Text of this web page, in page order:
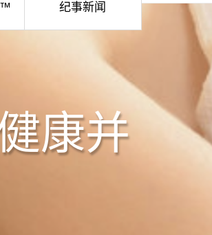
纪事新闻
康并